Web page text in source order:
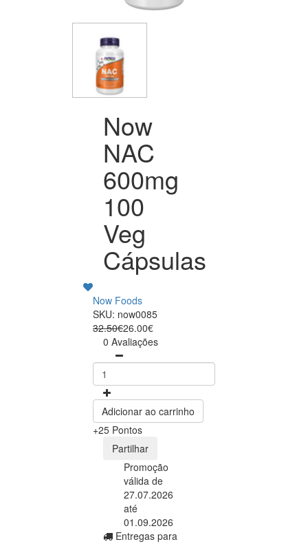
Now
NAC
600mg
100
Veg
Cápsulas
Now Foods
SKU: now0085
32.50€26.00€
0 Avaliações
Adicionar ao carrinho
+25 Pontos
Partilhar
Promoção
válida de
27.07.2026
até
01.09.2026
Entregas para